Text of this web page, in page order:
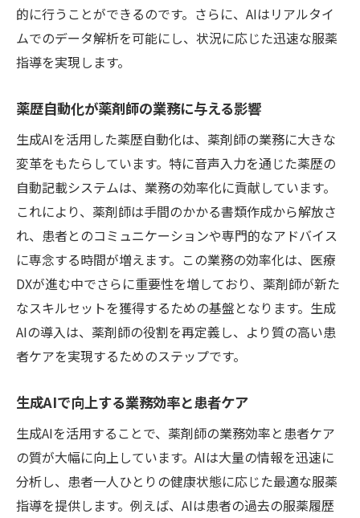
的に行うことができるのです。さらに、AIはリアルタイ
ムでのデータ解析を可能にし、状況に応じた迅速な服薬
指導を実現します。
薬歴自動化が薬剤師の業務に与える影響
生成AIを活用した薬歴自動化は、薬剤師の業務に大きな
変革をもたらしています。特に音声入力を通じた薬歴の
自動記載システムは、業務の効率化に貢献しています。
これにより、薬剤師は手間のかかる書類作成から解放さ
れ、患者とのコミュニケーションや専門的なアドバイス
に専念する時間が増えます。この業務の効率化は、医療
DXが進む中でさらに重要性を増しており、薬剤師が新た
なスキルセットを獲得するための基盤となります。生成
AIの導入は、薬剤師の役割を再定義し、より質の高い患
者ケアを実現するためのステップです。
生成AIで向上する業務効率と患者ケア
生成AIを活用することで、薬剤師の業務効率と患者ケア
の質が大幅に向上しています。AIは大量の情報を迅速に
分析し、患者一人ひとりの健康状態に応じた最適な服薬
指導を提供します。例えば、AIは患者の過去の服薬履歴